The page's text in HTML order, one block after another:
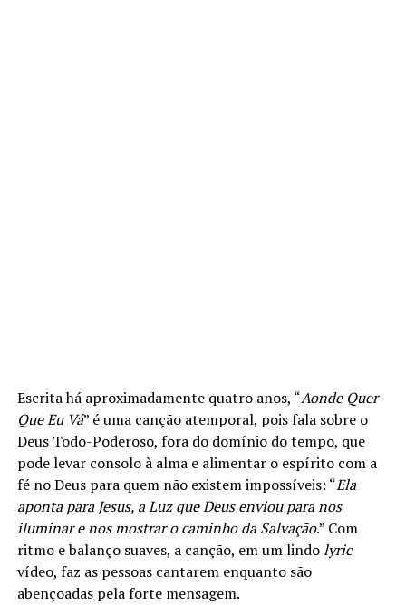
Escrita há aproximadamente quatro anos, “Aonde Quer
Que Eu Vá” é uma canção atemporal, pois fala sobre o
Deus Todo-Poderoso, fora do domínio do tempo, que
pode levar consolo à alma e alimentar o espírito com a
fé no Deus para quem não existem impossíveis: “Ela
aponta para Jesus, a Luz que Deus enviou para nos
iluminar e nos mostrar o caminho da Salvação.” Com
ritmo e balanço suaves, a canção, em um lindolyric
vídeo, faz as pessoas cantarem enquanto são
abençoadas pela forte mensagem.